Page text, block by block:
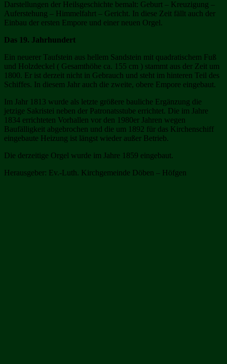
Darstellungen der Heilsgeschichte bemalt: Geburt – Kreuzigung –
Auferstehung – Himmelfahrt – Gericht. In diese Zeit fällt auch der
Einbau der ersten Empore und einer neuen Orgel.
Das 19. Jahrhundert
Ein neuerer Taufstein aus hellem Sandstein mit quadratischem Fuß
und Holzdeckel ( Gesamthöhe ca. 155 cm ) stammt aus der Zeit um
1800. Er ist derzeit nicht in Gebrauch und steht im hinteren Teil des
Schiffes. In diesem Jahr auch die zweite, obere Empore eingebaut.
Im Jahr 1813 wurde als letzte größere bauliche Ergänzung die
jetzige Sakristei neben der Patronatsstube errichtet. Die im Jahre
1834 errichteten Vorhallen vor den 1980er Jahren wegen
Baufälligkeit abgebrochen und die um 1892 für das Kirchenschiff
eingebaute Heizung ist längst wieder außer Betrieb.
Die derzeitige Orgel wurde im Jahre 1859 eingebaut.
Herausgeber: Ev.-Luth. Kirchgemeinde Döben – Höfgen